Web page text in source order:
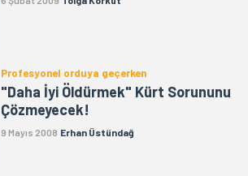
Profesyonel orduya geçerken
"Daha İyi Öldürmek" Kürt Sorununu
Çözmeyecek!
9 Mayıs 2008 Erhan Üstündağ